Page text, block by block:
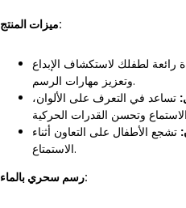
ميزات المنتج:
رائعة لطفلك لاستكشاف الإبداع
وتعزيز مهارات الرسم.
تساعد في التعرف على الألوان،
تشجع الأطفال على التعاون أثناء
الاستمتاع.
رسم سحري بالماء: